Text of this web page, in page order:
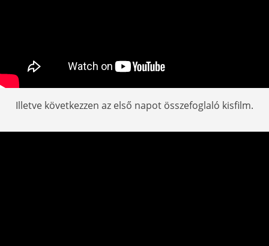
Illetve következzen az első napot összefoglaló kisfilm.